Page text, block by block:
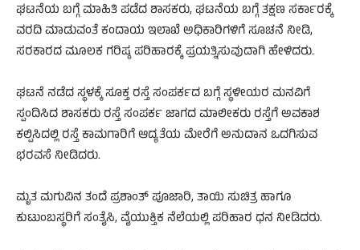
ಘಟನೆಯ ಬಗ್ಗೆ ಮಾಹಿತಿ ಪಡೆದ ಶಾಸಕರು, ಘಟನೆಯ ಬಗ್ಗೆ ತಕ್ಷಣ ಸರ್ಕಾರಕ್ಕೆ
ವರದಿ ಮಾಡುವಂತೆ ಕಂದಾಯ ಇಲಾಖೆ ಅಧಿಕಾರಿಗಳಿಗೆ ಸೂಚನೆ ನೀಡಿ,
ಸರಕಾರದ ಮೂಲಕ ಗರಿಷ್ಠ ಪರಿಹಾರಕ್ಕೆ ಪ್ರಯತ್ನಿಸುವುದಾಗಿ ಹೇಳಿದರು.
ಘಟನೆ ನಡೆದ ಸ್ಥಳಕ್ಕೆ ಸೂಕ್ತ ರಸ್ತೆ ಸಂಪರ್ಕದ ಬಗ್ಗೆ ಸ್ಥಳೀಯರ ಮನವಿಗೆ
ಸ್ಪಂದಿಸಿದ ಶಾಸಕರು ರಸ್ತೆ ಸಂಪರ್ಕ ಜಾಗದ ಮಾಲೀಕರು ರಸ್ತೆಗೆ ಅವಕಾಶ
ಕಲ್ಪಿಸಿದಲ್ಲಿ ರಸ್ತೆ ಕಾಮಗಾರಿಗೆ ಆದ್ಯತೆಯ ಮೇರೆಗೆ ಅನುದಾನ ಒದಗಿಸುವ
ಭರವಸೆ ನೀಡಿದರು.
ಮೃತ ಮಗುವಿನ ತಂದೆ ಪ್ರಶಾಂತ್ ಪೂಜಾರಿ, ತಾಯಿ ಸುಚಿತ್ರ ಹಾಗೂ
ಕುಟುಂಬಸ್ಥರಿಗೆ ಸಂತೈಸಿ, ವೈಯುಕ್ತಿಕ ನೆಲೆಯಲ್ಲಿ ಪರಿಹಾರ ಧನ ನೀಡಿದರು.